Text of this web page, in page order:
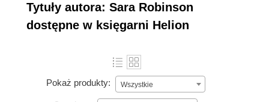
Tytuły autora: Sara Robinson
dostępne w księgarni Helion
Pokaż produkty: Wszystkie